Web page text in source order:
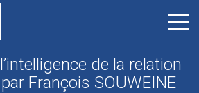
de la relation
François SOUWEINE